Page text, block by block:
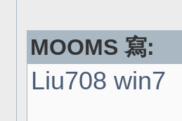
MOOMS 寫:
Liu708 win7